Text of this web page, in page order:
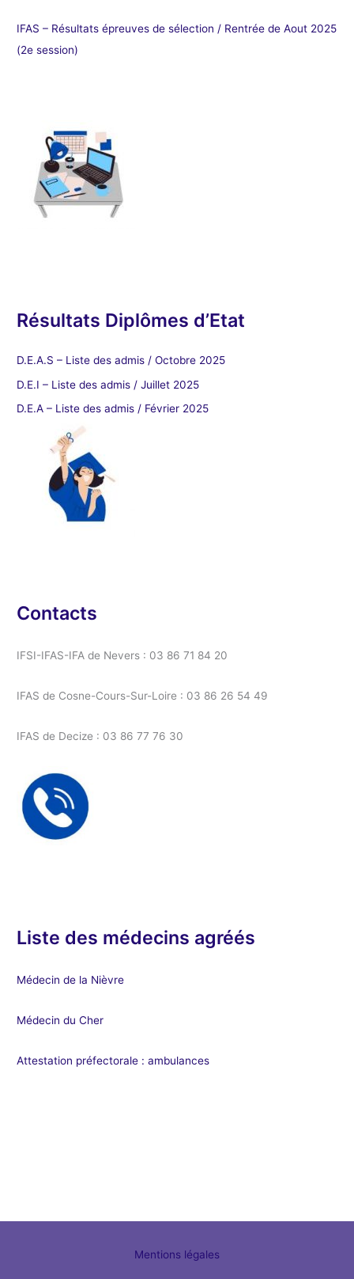
IFAS – Résultats épreuves de sélection / Rentrée de Aout 2025
(2e session)
Résultats Diplômes d’Etat
D.E.A.S – Liste des admis / Octobre 2025
D.E.I – Liste des admis / Juillet 2025
D.E.A – Liste des admis / Février 2025
Contacts
IFSI-IFAS-IFA de Nevers : 03 86 71 84 20
IFAS de Cosne-Cours-Sur-Loire : 03 86 26 54 49
IFAS de Decize : 03 86 77 76 30
Liste des médecins agréés
Médecin de la Nièvre
Médecin du Cher
Attestation préfectorale : ambulances
Mentions légales